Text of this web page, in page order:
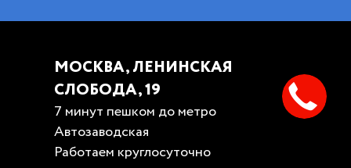
МОСКВА, ЛЕНИНСКАЯ
СЛОБОДА, 19
7 минут пешком до метро
Автозаводская
Работаем круглосуточно